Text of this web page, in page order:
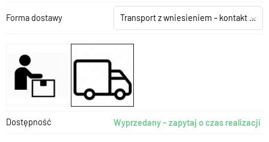
Forma dostawy Transport z wniesieniem – kontakt z salonem
Dostępność Wyprzedany – zapytaj o czas realizacji